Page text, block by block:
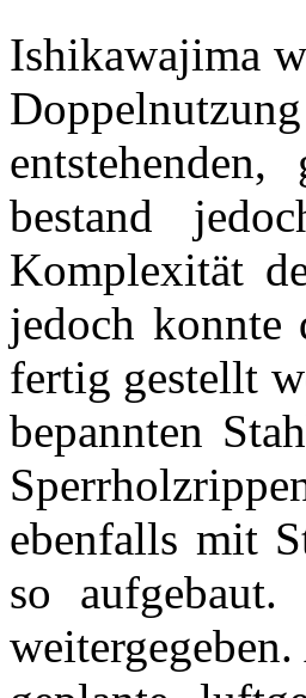
Ishikawajima
bestand
Komplexität
jedoch konnte
fertig gestellt
bepannten
ebenfalls mit
so